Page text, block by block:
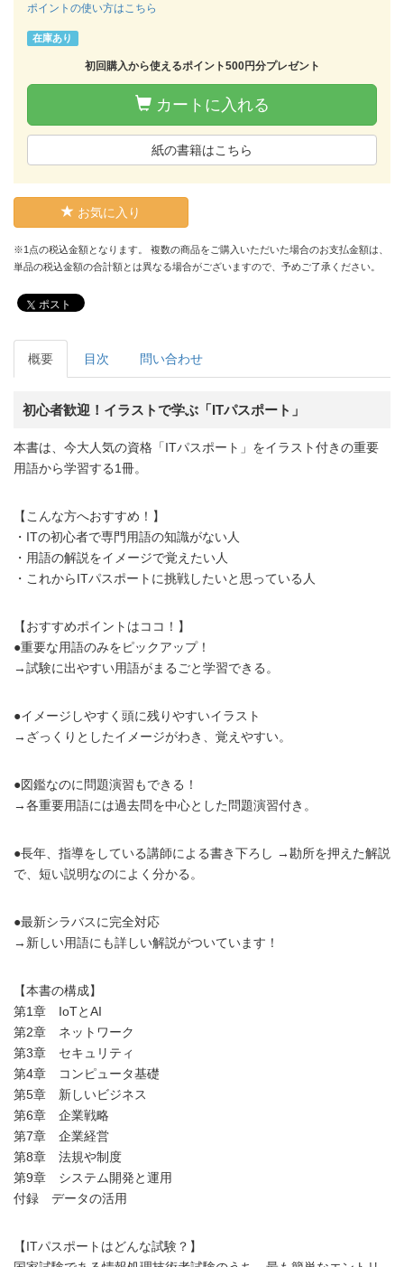
ポイントの使い方はこちら
在庫あり
初回購入から使えるポイント500円分プレゼント
カートに入れる
紙の書籍はこちら
お気に入り
※1点の税込金額となります。 複数の商品をご購入いただいた場合のお支払金額は、
単品の税込金額の合計額とは異なる場合がございますので、予めご了承ください。
ポスト
概要 目次 問い合わせ
初心者歓迎！イラストで学ぶ「ITパスポート」
本書は、今大人気の資格「ITパスポート」をイラスト付きの重要
用語から学習する1冊。
【こんな方へおすすめ！】
・ITの初心者で専門用語の知識がない人
・用語の解説をイメージで覚えたい人
・これからITパスポートに挑戦したいと思っている人
【おすすめポイントはココ！】
●重要な用語のみをピックアップ！
→試験に出やすい用語がまるごと学習できる。
●イメージしやすく頭に残りやすいイラスト
→ざっくりとしたイメージがわき、覚えやすい。
●図鑑なのに問題演習もできる！
→各重要用語には過去問を中心とした問題演習付き。
●長年、指導をしている講師による書き下ろし →勘所を押えた解説
で、短い説明なのによく分かる。
●最新シラバスに完全対応
→新しい用語にも詳しい解説がついています！
【本書の構成】
第1章 IoTとAI
第2章 ネットワーク
第3章 セキュリティ
第4章 コンピュータ基礎
第5章 新しいビジネス
第6章 企業戦略
第7章 企業経営
第8章 法規や制度
第9章 システム開発と運用
付録 データの活用
【ITパスポートはどんな試験？】